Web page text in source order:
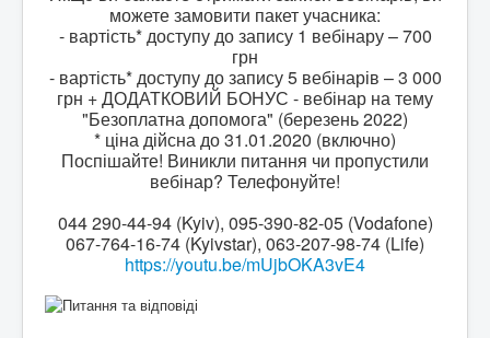
можете замовити пакет учасника:
- вартість* доступу до запису 1 вебінару – 700
грн
- вартість* доступу до запису 5 вебінарів – 3 000
грн + ДОДАТКОВИЙ БОНУС - вебінар на тему
"Безоплатна допомога" (березень 2022)
* ціна дійсна до 31.01.2020 (включно)
Поспішайте! Виникли питання чи пропустили
вебінар? Телефонуйте!
044 290-44-94 (Kyiv), 095-390-82-05 (Vodafone)
067-764-16-74 (Kyivstar), 063-207-98-74 (Life)
https://youtu.be/mUjbOKA3vE4